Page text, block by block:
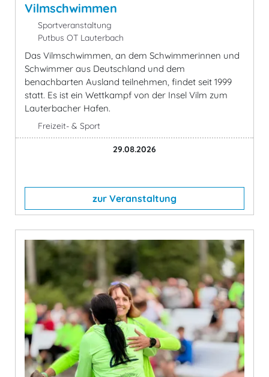
Vilmschwimmen
Sportveranstaltung
Putbus OT Lauterbach
Das Vilmschwimmen, an dem Schwimmerinnen und
Schwimmer aus Deutschland und dem
benachbarten Ausland teilnehmen, findet seit 1999
statt. Es ist ein Wettkampf von der Insel Vilm zum
Lauterbacher Hafen.
Freizeit- & Sport
29.08.2026
zur Veranstaltung